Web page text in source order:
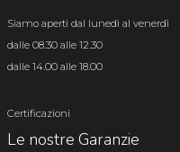
Siamo aperti dal lunedì al venerdì
dalle 08.30 alle 12.30
dalle 14.00 alle 18.00
Certificazioni
Le nostre Garanzie